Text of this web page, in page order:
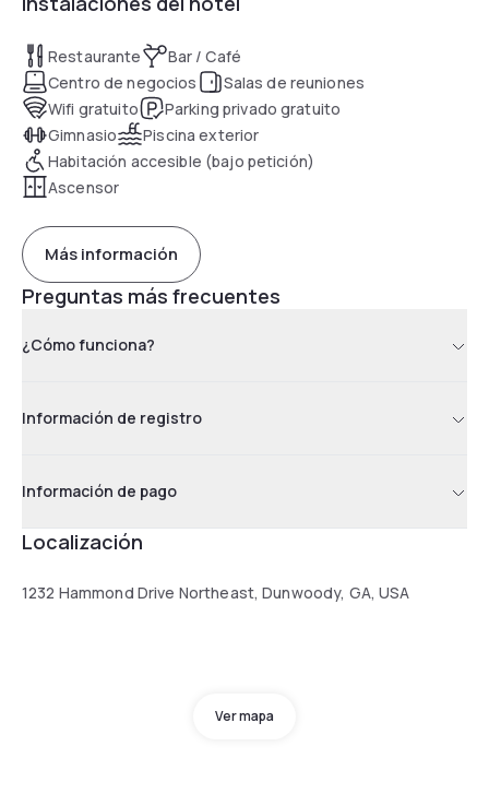
has to offer.
Restaurante
Bar / Café
Centro de negocios
Salas de reuniones
Wifi gratuito
Parking privado gratuito
Gimnasio
Piscina exterior
Habitación accesible (bajo petición)
Ascensor
Más información
Preguntas más frecuentes
¿Cómo funciona?
Información de registro
Información de pago
Localización
1232 Hammond Drive Northeast, Dunwoody, GA, USA
Ver mapa